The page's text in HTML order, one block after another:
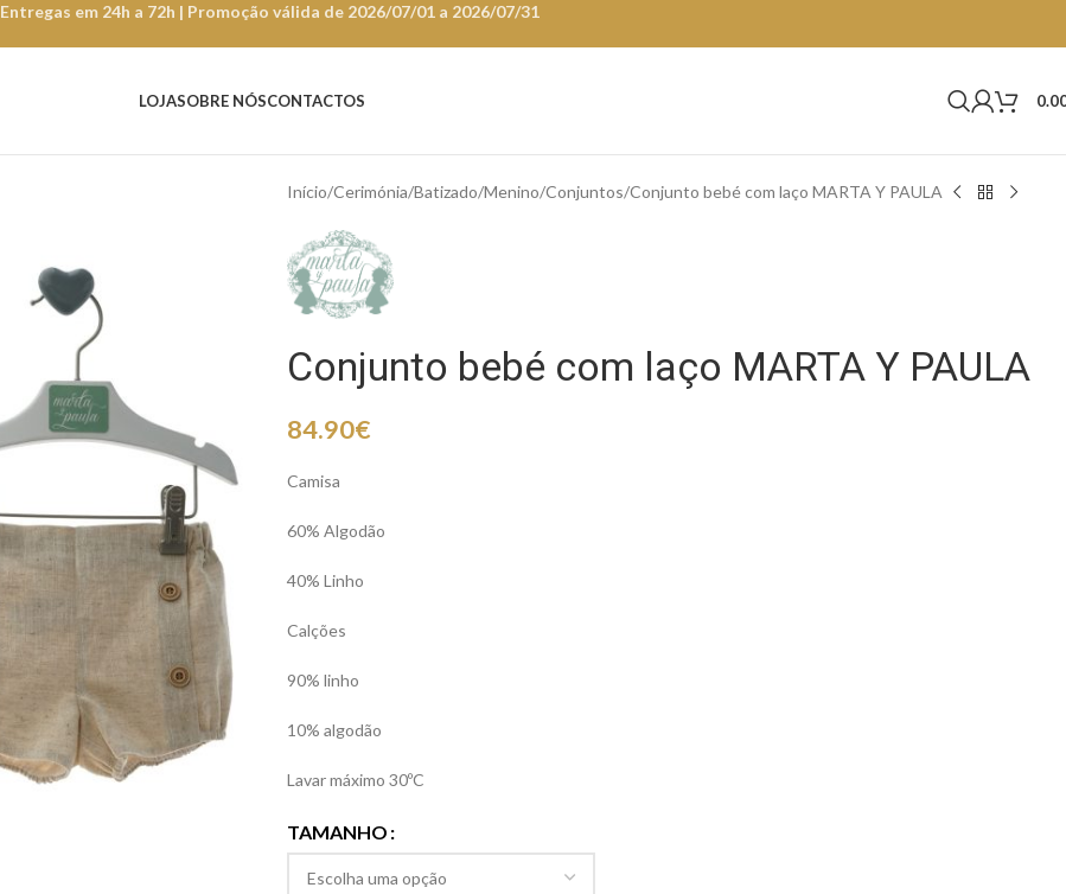
Entregas em 24h a 72h | Promoção válida de 2026/07/01 a 2026/07/31
LOJASOBRE NÓSCONTACTOS
Início Cerimónia Batizado Menino Conjuntos Conjunto bebé com laço MARTA Y PAULA
Conjunto bebé com laço MARTA Y PAULA
84.90€
Camisa
60% Algodão
40% Linho
Calções
90% linho
10% algodão
Lavar máximo 30ºC
TAMANHO